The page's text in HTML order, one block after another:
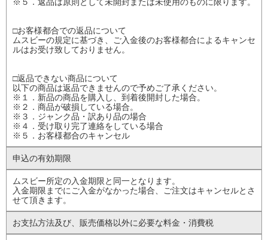
□お客様都合での返品について
ムスビーの規定に基づき、ご入金後のお客様都合によるキャンセ
ルはお受け致しておりません。
□返品できない商品について
以下の商品は返品できませんので予めご了承ください。
※１．新品の商品を購入し、到着後開封した場合。
※２．商品が破損している場合。
※３．ジャンク品・訳あり品の場合
※４．受け取り完了連絡をしている場合
※５．お客様都合のキャンセル
申込の有効期限
ムスビー所定の入金期限と同一となります。
入金期限までにご入金がなかった場合、ご注文はキャンセルとさ
せて頂きます。
お支払方法及び、 販売価格以外に必要な料金・消費税